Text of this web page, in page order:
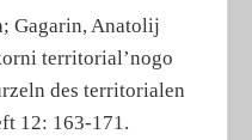
Gagarin, Anatolij
territorial’nogo
des territorialen
12: 163-171.